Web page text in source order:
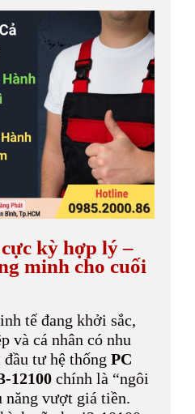
kỳ hợp lý –
minh cho cuối
tế đang khởi sắc,
và cá nhân có nhu
đầu tư hệ thống PC
12100 chính là “ngôi
năng vượt giá tiền.